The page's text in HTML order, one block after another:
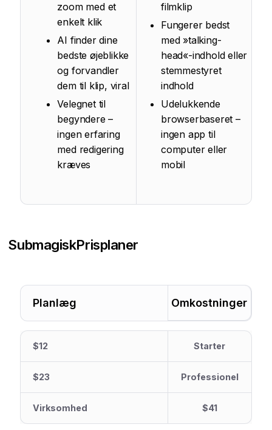
zoom med et
enkelt klik
AI finder dine
bedste øjeblikke
og forvandler
dem til klip, viral
Velegnet til
begyndere –
ingen erfaring
med redigering
kræves
filmklip
Fungerer bedst
med »talking-
head«-indhold eller
stemmestyret
indhold
Udelukkende
browserbaseret –
ingen app til
computer eller
mobil
SubmagiskPrisplaner
Planlæg Omkostninger
$12 Starter
$23 Professionel
Virksomhed $41